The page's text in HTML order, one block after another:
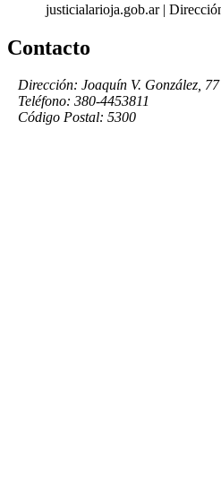
justicialarioja.gob.ar |
Contacto
Dirección: Joaquín V. González, 77
Teléfono: 380-4453811
Código Postal: 5300